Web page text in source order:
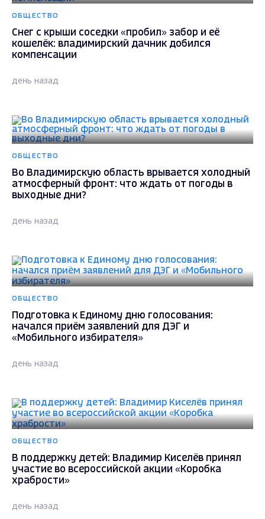
ОБЩЕСТВО
Снег с крыши соседки «пробил» забор и её
кошелёк: владимирский дачник добился
компенсации
день назад
ОБЩЕСТВО
Во Владимирскую область врывается холодный
атмосферный фронт: что ждать от погоды в
выходные дни?
день назад
ОБЩЕСТВО
Подготовка к Единому дню голосования:
начался приём заявлений для ДЭГ и
«Мобильного избирателя»
день назад
ОБЩЕСТВО
В поддержку детей: Владимир Киселёв принял
участие во всероссийской акции «Коробка
храбрости»
день назад